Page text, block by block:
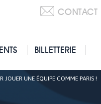
CONTACT
BILLETTERIE
JOUER UNE ÉQUIPE COMME PARIS !